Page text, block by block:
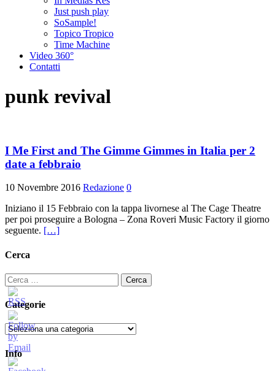
Just push play
SoSample!
Topico Tropico
Time Machine
Video 360°
Contatti
punk revival
I Me First and The Gimme Gimmes in Italia per 2
date a febbraio
10 Novembre 2016 Redazione 0
Iniziano il 15 Febbraio con la tappa livornese al The Cage Theatre
per poi proseguire a Bologna – Zona Roveri Music Factory il giorno
seguente. […]
Cerca
Ricerca
per:
Categorie
Categorie
Info